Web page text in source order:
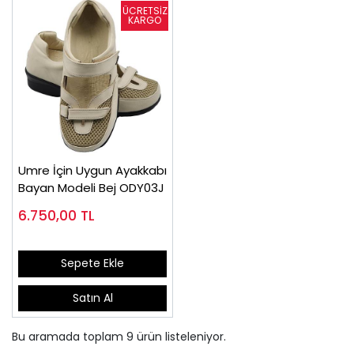
Umre İçin Uygun Ayakkabı
Bayan Modeli Bej ODY03J
6.750,00 TL
Sepete Ekle
Satın Al
Bu aramada toplam 9 ürün listeleniyor.